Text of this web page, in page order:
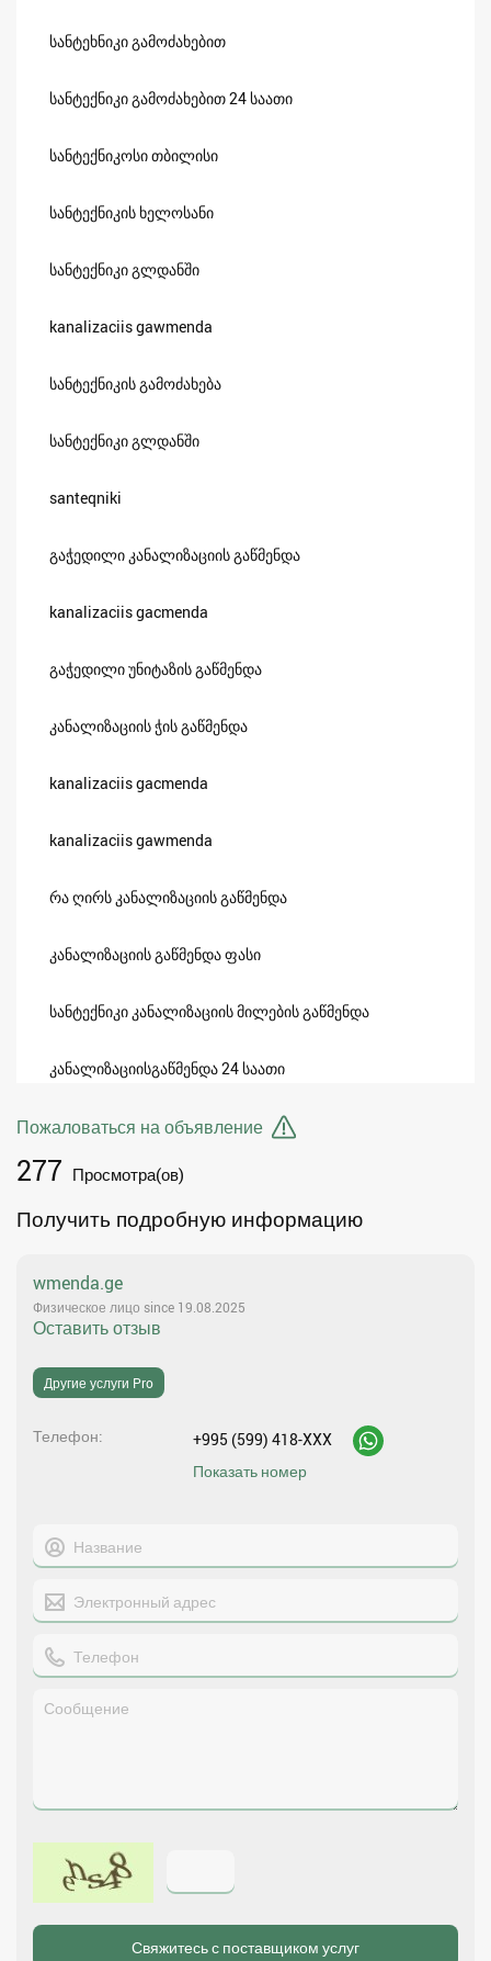
სანტეხნიკი გამოძახებით
სანტექნიკი გამოძახებით 24 საათი
სანტექნიკოსი თბილისი
სანტექნიკის ხელოსანი
სანტექნიკი გლდანში
kanalizaciis gawmenda
სანტექნიკის გამოძახება
სანტექნიკი გლდანში
santeqniki
გაჭედილი კანალიზაციის გაწმენდა
kanalizaciis gacmenda
გაჭედილი უნიტაზის გაწმენდა
კანალიზაციის ჭის გაწმენდა
kanalizaciis gacmenda
kanalizaciis gawmenda
რა ღირს კანალიზაციის გაწმენდა
კანალიზაციის გაწმენდა ფასი
სანტექნიკი კანალიზაციის მილების გაწმენდა
კანალიზაციისგაწმენდა 24 საათი
Пожаловаться на объявление
277 Просмотра(ов)
Получить подробную информацию
wmenda.ge
Физическое лицо since 19.08.2025
Оставить отзыв
Другие услуги Pro
Телефон
+995 (599) 418-XXX
Показать номер